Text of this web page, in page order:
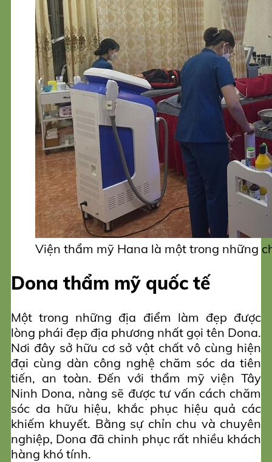
Viện thẩm mỹ Hana là một trong những
Dona thẩm mỹ quốc tế
Một trong những địa điểm làm đẹp được
lòng phái đẹp địa phương nhất gọi tên Dona.
Nơi đây sở hữu cơ sở vật chất vô cùng hiện
đại cùng dàn công nghệ chăm sóc da tiên
tiến, an toàn. Đến với thẩm mỹ viện Tây
Ninh Dona, nàng sẽ được tư vấn cách chăm
sóc da hữu hiệu, khắc phục hiệu quả các
khiếm khuyết. Bằng sự chỉn chu và chuyên
nghiệp, Dona đã chinh phục rất nhiều khách
hàng khó tính.